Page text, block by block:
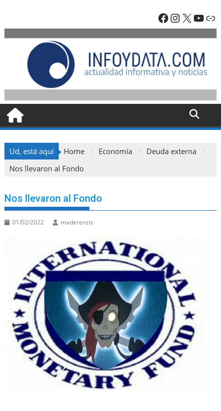
content
Facebook
X
Ud, está aquí Home Economía
Deuda externa
Nos llevaron al Fondo
Nos llevaron al Fondo
01/02/2022 maderenzis